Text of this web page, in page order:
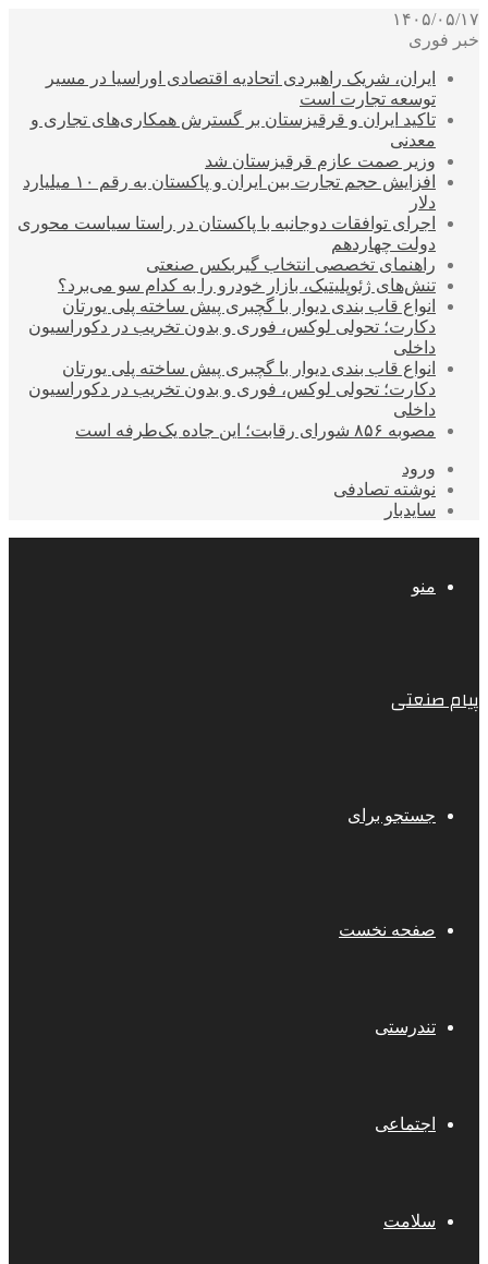
۱۴۰۵/۰۵/۱۷
خبر فوری
ایران، شریک راهبردی اتحادیه اقتصادی اوراسیا در مسیر
توسعه تجارت است
تاکید ایران و قرقیزستان بر گسترش همکاری‌های تجاری و
معدنی
وزیر صمت عازم قرقیزستان شد
افزایش حجم تجارت بین ایران و پاکستان به رقم ۱۰ میلیارد
دلار
اجرای توافقات دوجانبه با پاکستان در راستا سیاست محوری
دولت چهاردهم
راهنمای تخصصی انتخاب گیربکس صنعتی
تنش‌های ژئوپلیتیک، بازار خودرو را به کدام سو می‌برد؟
انواع قاب بندی دیوار با گچبری پیش ساخته پلی یورتان
دکارت؛ تحولی لوکس، فوری و بدون تخریب در دکوراسیون
داخلی
انواع قاب بندی دیوار با گچبری پیش ساخته پلی یورتان
دکارت؛ تحولی لوکس، فوری و بدون تخریب در دکوراسیون
داخلی
مصوبه ۸۵۶ شورای رقابت؛ این جاده یک‌طرفه است
ورود
نوشته تصادفی
سایدبار
منو
پیام صنعتی
جستجو برای
صفحه نخست
تندرستی
اجتماعی
سلامت